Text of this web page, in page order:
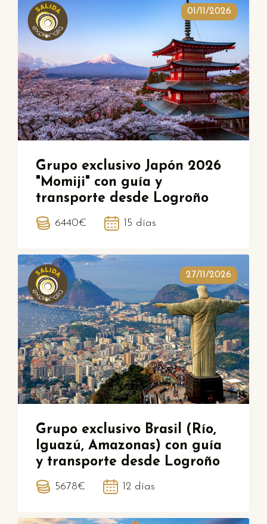
01/11/2026
Grupo exclusivo Japón 2026
"Momiji" con guía y
transporte desde Logroño
6440€ 15 días
27/11/2026
Grupo exclusivo Brasil (Río,
Iguazú, Amazonas) con guía
y transporte desde Logroño
5678€ 12 días